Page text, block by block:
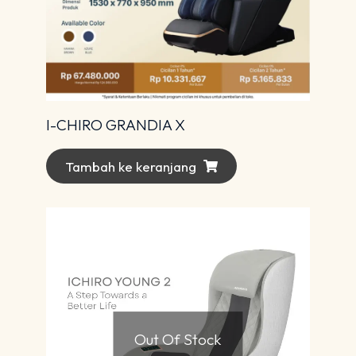
I-CHIRO GRANDIA X
Tambah ke keranjang
Out Of Stock